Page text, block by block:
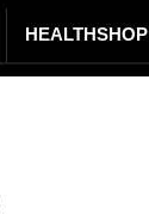
HEALTHSHOP